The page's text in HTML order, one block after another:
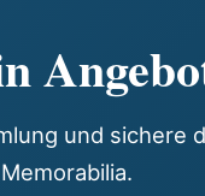
und sichere